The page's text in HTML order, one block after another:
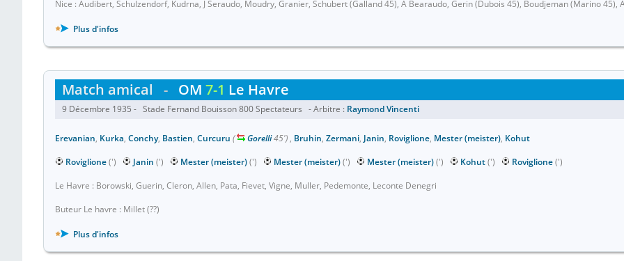
Nice : Audibert, Schulzendorf, Kudrna, J Seraudo, Moudry, Granier, Schubert (Galland 45), A Bearaudo, Gerin (Dubois 45), Boudjeman (Marino 45),
Plus d'infos
Match amical - OM 7-1 Le Havre
9 Décembre 1935 - Stade Fernand Bouisson 800 Spectateurs - Arbitre : Raymond Vincenti
Erevanian, Kurka, Conchy, Bastien, Curcuru ( Gorelli45') , Bruhin, Zermani, Janin, Roviglione, Mester (meister), Kohut
Roviglione(') Janin (') Mester (meister)(') Mester (meister)(') Mester (meister)(') Kohut(') Roviglione(')
Le Havre : Borowski, Guerin, Cleron, Allen, Pata, Fievet, Vigne, Muller, Pedemonte, Leconte Denegri
Buteur Le havre : Millet (??)
Plus d'infos